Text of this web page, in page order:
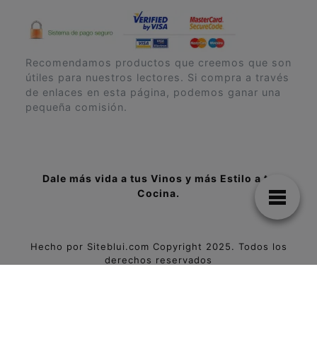
Recomendamos productos que creemos que son
útiles para nuestros lectores. Si compra a través
de enlaces en esta página, podemos ganar una
pequeña comisión.
Dale más vida a tus Vinos y más Estilo a tu
Cocina.
Hecho por Siteblui.com Copyright 2025. Todos los
derechos reservados